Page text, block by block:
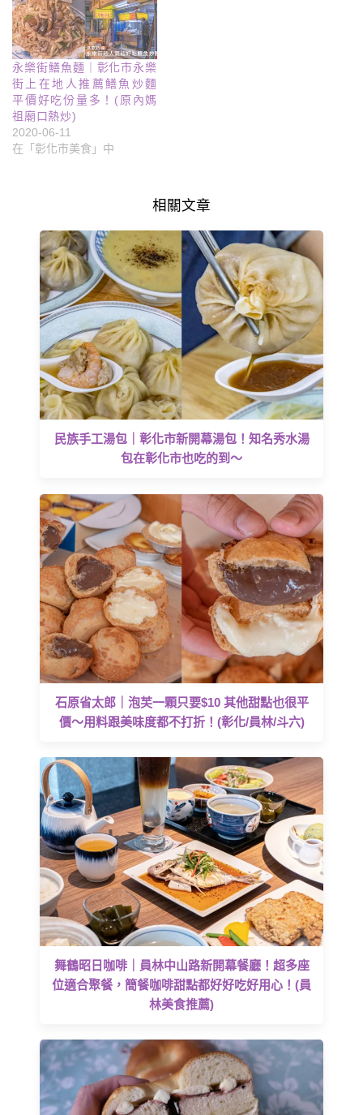
永樂街鱔魚麵｜彰化市永樂
街上在地人推薦鱔魚炒麵
平價好吃份量多！(原內媽
祖廟口熱炒)
2020-06-11
在「彰化市美食」中
相關文章
民族手工湯包｜彰化市新開幕湯包！知名秀水湯
包在彰化市也吃的到～
石原省太郎｜泡芙一顆只要$10 其他甜點也很平
價～用料跟美味度都不打折！(彰化/員林/斗六)
舞鶴昭日咖啡｜員林中山路新開幕餐廳！超多座
位適合聚餐，簡餐咖啡甜點都好好吃好用心！(員
林美食推薦)